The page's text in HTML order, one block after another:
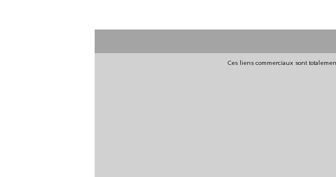
Ces liens commerciaux sont